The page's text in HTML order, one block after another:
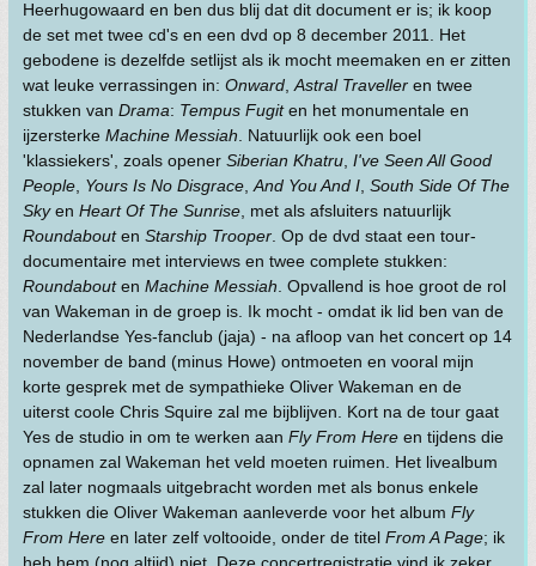
Heerhugowaard en ben dus blij dat dit document er is; ik koop
de set met twee cd's en een dvd op 8 december 2011. Het
gebodene is dezelfde setlijst als ik mocht meemaken en er zitten
wat leuke verrassingen in: Onward,Astral Traveller en twee
stukken van Drama: Tempus Fugiten het monumentale en
ijzersterke Machine Messiah. Natuurlijk ook een boel
'klassiekers', zoals opener Siberian Khatru, I've Seen All Good
People, Yours Is No Disgrace,And You And I, South Side Of The
Skyen Heart Of The Sunrise, met als afsluiters natuurlijk
Roundabouten Starship Trooper. Op de dvd staat een tour-
documentaire met interviews en twee complete stukken:
Roundabouten Machine Messiah. Opvallend is hoe groot de rol
van Wakeman in de groep is. Ik mocht - omdat ik lid ben van de
Nederlandse Yes-fanclub (jaja) - na afloop van het concert op 14
november de band (minus Howe) ontmoeten en vooral mijn
korte gesprek met de sympathieke Oliver Wakeman en de
uiterst coole Chris Squire zal me bijblijven. Kort na de tour gaat
Yes de studio in om te werken aan Fly From Here en tijdens die
opnamen zal Wakeman het veld moeten ruimen. Het livealbum
zal later nogmaals uitgebracht worden met als bonus enkele
stukken die Oliver Wakeman aanleverde voor het album Fly
From Here en later zelf voltooide, onder de titel From A Page; ik